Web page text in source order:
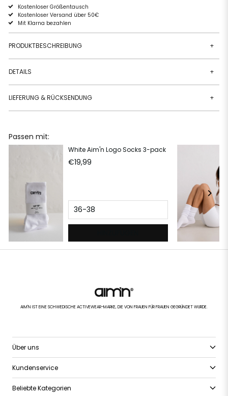
Kostenloser Größentausch
Kostenloser Versand über 50€
Mit Klarna bezahlen
PRODUKTBESCHREIBUNG +
DETAILS +
LIEFERUNG & RÜCKSENDUNG +
Passen mit:
White Aim'n Logo Socks 3-pack
€19,99
36-38
AIM'N IST EINE SCHWEDISCHE ACTIVEWEAR-MARKE, DIE VON FRAUEN FÜR FRAUEN GEGRÜNDET WURDE.
Über uns
Kundenservice
Beliebte Kategorien